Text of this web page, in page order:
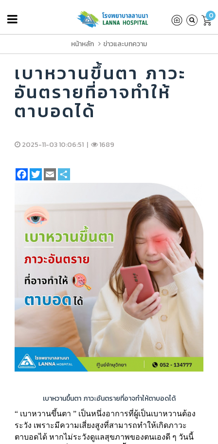
0
หน้าหลัก ข่าวและบทความ
เบาหวานขึ้นตา ภาวะ
อันตรายที่อาจทำให้
ตาบอดได้
2025-11-03 10:06:51 | 1689
FacebookTwitterEmail
เบาหวานขึ้นตา ภาวะอันตรายที่อาจทำให้ตาบอดได้
“ เบาหวานขึ้นตา ” เป็นหนึ่งอาการที่ผู้เป็นเบาหวานต้อง
ระวัง เพราะมีความเสี่ยงสูงที่สามารถทำให้เกิดภาวะ
ตาบอดได้ หากไม่ระวังดูแลสุขภาพของตนเองดี ๆ วันนี้